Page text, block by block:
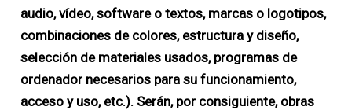
audio, vídeo, software o textos, marcas o logotipos,
combinaciones de colores, estructura y diseño,
selección de materiales usados, programas de
ordenador necesarios para su funcionamiento,
acceso y uso, etc.). Serán, por consiguiente, obras